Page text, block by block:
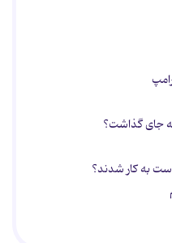
به کار شدند؟